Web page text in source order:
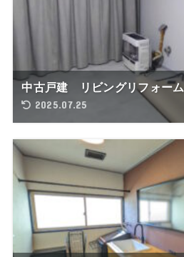
中古戸建 リビングリフォーム
2025.07.25